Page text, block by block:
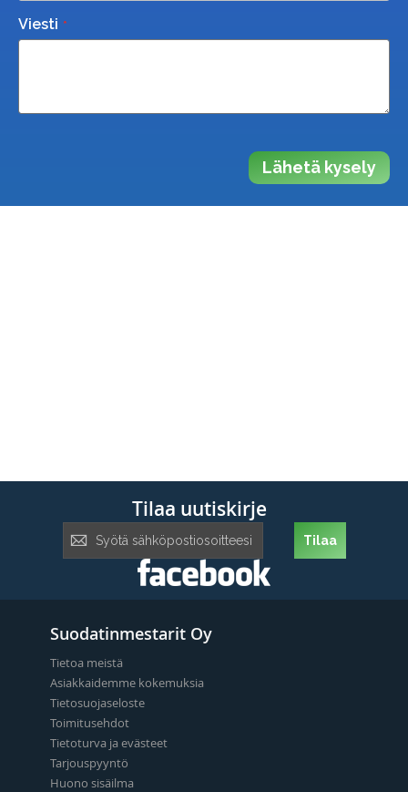
Viesti
Lähetä kysely
Tilaa uutiskirje
uutiskirje:
Tilaa
Suodatinmestarit Oy
Tietoa meistä
Asiakkaidemme kokemuksia
Tietosuojaseloste
Toimitusehdot
Tietoturva ja evästeet
Tarjouspyyntö
Huono sisäilma